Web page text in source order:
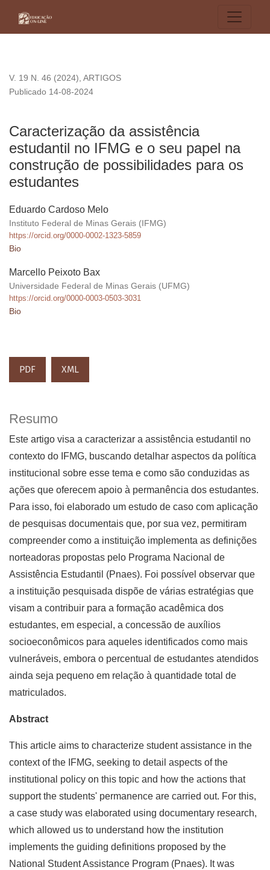
V. 19 N. 46 (2024), ARTIGOS
Caracterização da assistência
estudantil no IFMG e o seu papel na
construção de possibilidades para os
estudantes
Publicado 14-08-2024
Eduardo Cardoso Melo
Instituto Federal de Minas Gerais (IFMG)
https://orcid.org/0000-0002-1323-5859
Bio
Marcello Peixoto Bax
Universidade Federal de Minas Gerais (UFMG)
https://orcid.org/0000-0003-0503-3031
Bio
PDF XML
Resumo
Este artigo visa a caracterizar a assistência estudantil no
contexto do IFMG, buscando detalhar aspectos da política
institucional sobre esse tema e como são conduzidas as
ações que oferecem apoio à permanência dos estudantes.
Para isso, foi elaborado um estudo de caso com aplicação
de pesquisas documentais que, por sua vez, permitiram
compreender como a instituição implementa as definições
norteadoras propostas pelo Programa Nacional de
Assistência Estudantil (Pnaes). Foi possível observar que
a instituição pesquisada dispõe de várias estratégias que
visam a contribuir para a formação acadêmica dos
estudantes, em especial, a concessão de auxílios
socioeconômicos para aqueles identificados como mais
vulneráveis, embora o percentual de estudantes atendidos
ainda seja pequeno em relação à quantidade total de
matriculados.
Abstract
This article aims to characterize student assistance in the
context of the IFMG, seeking to detail aspects of the
institutional policy on this topic and how the actions that
support the students' permanence are carried out. For this,
a case study was elaborated using documentary research,
which allowed us to understand how the institution
implements the guiding definitions proposed by the
National Student Assistance Program (Pnaes). It was